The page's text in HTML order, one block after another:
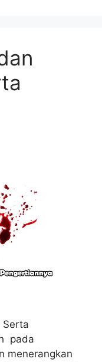
Serta
pada
menerangkan